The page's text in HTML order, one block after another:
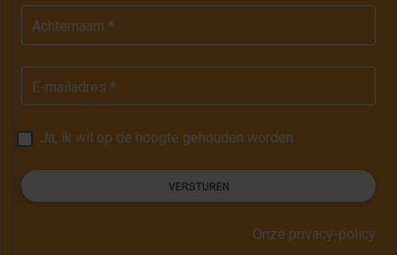
Achternaam *
E-mailadres *
Ja, ik wil op de hoogte gehouden worden
VERSTUREN
Onze privacy-policy